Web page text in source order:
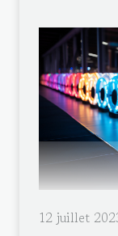
12 juillet